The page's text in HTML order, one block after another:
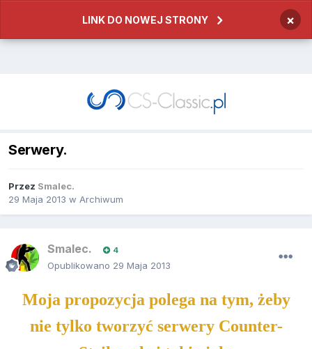
LINK DO NOWEJ STRONY ×
Serwery.
Przez Smalec.
29 Maja 2013 w Archiwum
Smalec. 4
Opublikowano 29 Maja 2013
Moja propozycja polega na tym, żeby
nie tylko tworzyć serwery Counter-